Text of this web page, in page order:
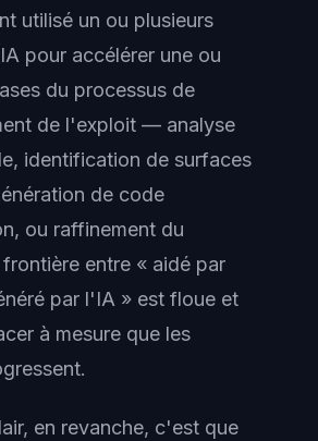
utilisé un ou plusieurs
pour accélérer une ou
du processus de
de l'exploit — analyse
identification de surfaces
de code
ou raffinement du
entre « aidé par
par l'IA » est floue et
à mesure que les
en revanche, c'est que